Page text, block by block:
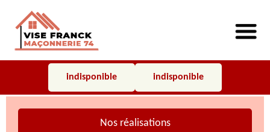
indisponible indisponible
Nos réalisations